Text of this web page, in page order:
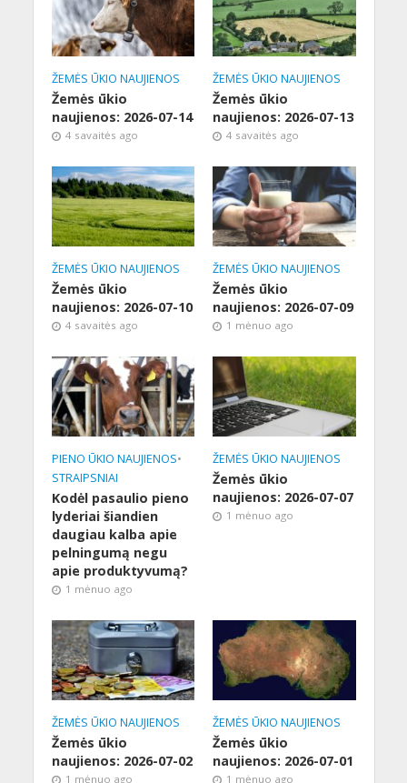
ŽEMĖS ŪKIO NAUJIENOS
Žemės ūkio
naujienos: 2026-07-14
4 savaitės ago
ŽEMĖS ŪKIO NAUJIENOS
Žemės ūkio
naujienos: 2026-07-13
4 savaitės ago
ŽEMĖS ŪKIO NAUJIENOS
Žemės ūkio
naujienos: 2026-07-10
4 savaitės ago
ŽEMĖS ŪKIO NAUJIENOS
Žemės ūkio
naujienos: 2026-07-09
1 mėnuo ago
PIENO ŪKIO NAUJIENOS•
STRAIPSNIAI
Kodėl pasaulio pieno
lyderiai šiandien
daugiau kalba apie
pelningumą negu
apie produktyvumą?
1 mėnuo ago
ŽEMĖS ŪKIO NAUJIENOS
Žemės ūkio
naujienos: 2026-07-07
1 mėnuo ago
ŽEMĖS ŪKIO NAUJIENOS
Žemės ūkio
naujienos: 2026-07-02
1 mėnuo ago
ŽEMĖS ŪKIO NAUJIENOS
Žemės ūkio
naujienos: 2026-07-01
1 mėnuo ago